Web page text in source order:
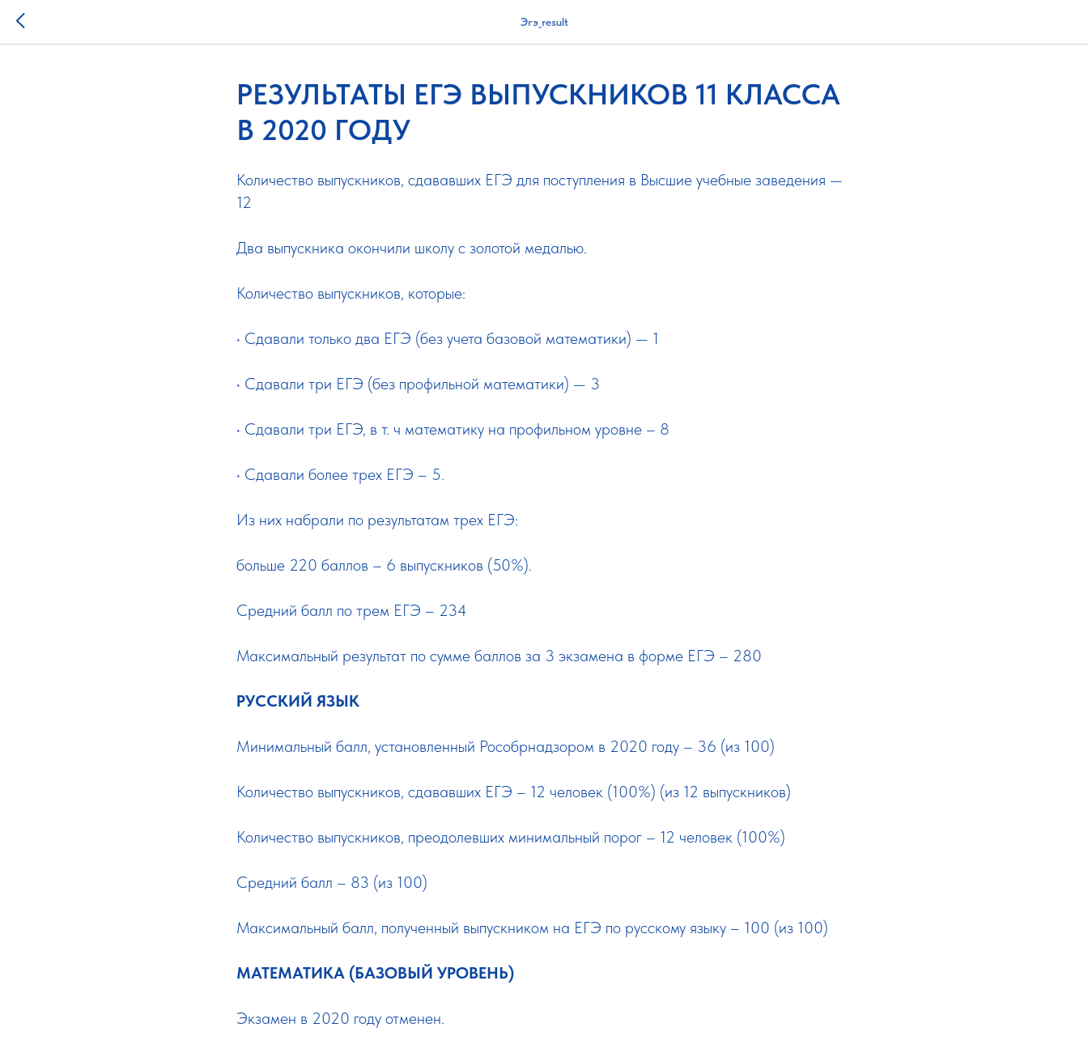
Эгэ_result
РЕЗУЛЬТАТЫ ЕГЭ ВЫПУСКНИКОВ 11 КЛАССА
В 2020 ГОДУ
Количество выпускников, сдававших ЕГЭ для поступления в Высшие учебные заведения —
12
Два выпускника окончили школу с золотой медалью.
Количество выпускников, которые:
• Сдавали только два ЕГЭ (без учета базовой математики) — 1
• Сдавали три ЕГЭ (без профильной математики) — 3
• Сдавали три ЕГЭ, в т. ч математику на профильном уровне – 8
• Сдавали более трех ЕГЭ – 5.
Из них набрали по результатам трех ЕГЭ:
больше 220 баллов – 6 выпускников (50%).
Средний балл по трем ЕГЭ – 234
Максимальный результат по сумме баллов за 3 экзамена в форме ЕГЭ – 280
РУССКИЙ ЯЗЫК
Минимальный балл, установленный Рособрнадзором в 2020 году – 36 (из 100)
Количество выпускников, сдававших ЕГЭ – 12 человек (100%) (из 12 выпускников)
Количество выпускников, преодолевших минимальный порог – 12 человек (100%)
Средний балл – 83 (из 100)
Максимальный балл, полученный выпускником на ЕГЭ по русскому языку – 100 (из 100)
МАТЕМАТИКА (БАЗОВЫЙ УРОВЕНЬ)
Экзамен в 2020 году отменен.